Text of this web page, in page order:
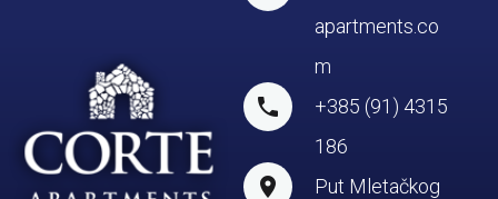
apartments.co
m
+385 (91) 4315
186
Put Mletačkog